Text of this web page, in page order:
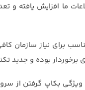
ما افزایش یافته و
برای نیاز سازمان
برخوردار بوده و جدید
بکاپ گرفتن از